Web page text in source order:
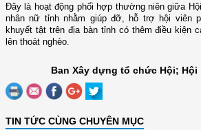
Đây là hoạt động phối hợp thường niên giữa
nhân nữ tỉnh nhằm giúp đỡ, hỗ trợ hội viên
khuyết tật trên địa bàn tỉnh có thêm điều kiện
lên thoát nghèo.
Ban Xây dựng tổ chức Hội; Hội
TIN TỨC CÙNG CHUYÊN MỤC